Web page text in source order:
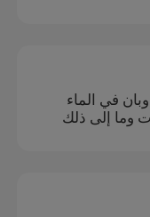
في الماء
وما إلى ذلك